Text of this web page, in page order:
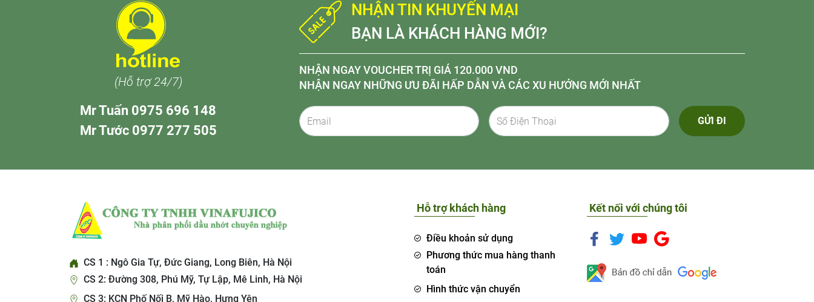
(Hỗ trợ 24/7)
Mr Tuấn 0975 696 148
Mr Tước 0977 277 505
NHẬN TIN KHUYẾN MẠI
BẠN LÀ KHÁCH HÀNG MỚI?
NHẬN NGAY VOUCHER TRỊ GIÁ 120.000 VND
NHẬN NGAY NHỮNG ƯU ĐÃI HẤP DẪN VÀ CÁC XU HƯỚNG MỚI NHẤT
GỬI ĐI
CS 1 : Ngô Gia Tự, Đức Giang, Long Biên, Hà Nội
CS 2: Đường 308, Phú Mỹ, Tự Lập, Mê Linh, Hà Nội
CS 3: KCN Phố Nối B, Mỹ Hào, Hưng Yên
Hỗ trợ khách hàng
Điều khoản sử dụng
Phương thức mua hàng thanh
toán
Hình thức vận chuyển
Kết nối với chúng tôi